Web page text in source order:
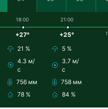
18:00
+27°
21 %
4.3 м/
с
756 мм
78 %
21:00
+25°
5 %
3.7 м/
с
758 мм
84 %